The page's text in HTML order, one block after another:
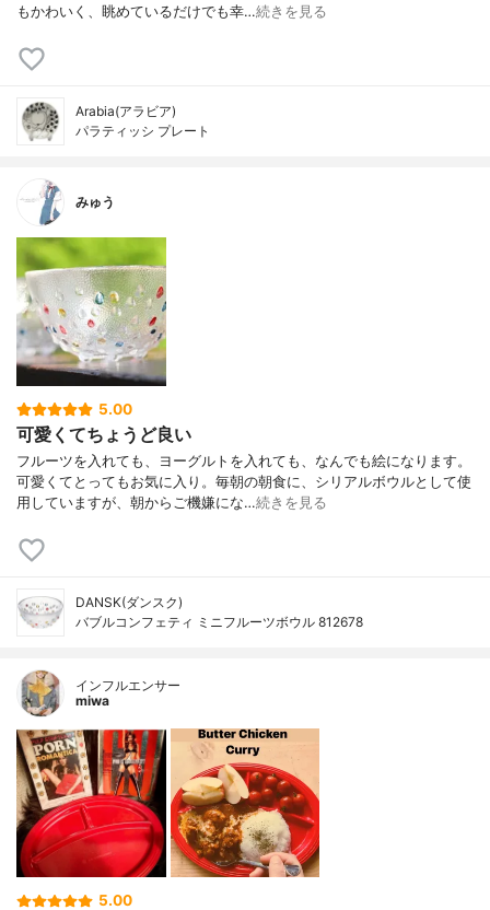
もかわいく、眺めているだけでも幸…続きを見る
Arabia(アラビア)
パラティッシ プレート
みゅう
5.00
可愛くてちょうど良い
フルーツを入れても、ヨーグルトを入れても、なんでも絵になります。
可愛くてとってもお気に入り。毎朝の朝食に、シリアルボウルとして使
用していますが、朝からご機嫌にな…続きを見る
DANSK(ダンスク)
バブルコンフェティ ミニフルーツボウル 812678
インフルエンサー
miwa
5.00